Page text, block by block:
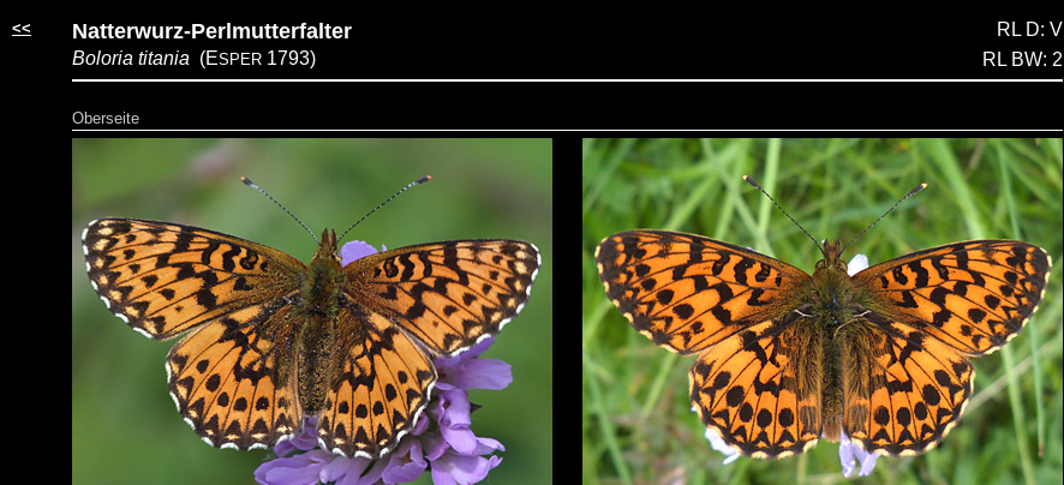
<< Natterwurz-Perlmutterfalter
Boloria titania (ESPER 1793)
RL D: V
RL BW: 2
Oberseite